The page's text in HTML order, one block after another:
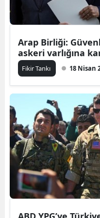
Arap Birliği:
askeri varlığına
Fikir Tankı 18 Nisan